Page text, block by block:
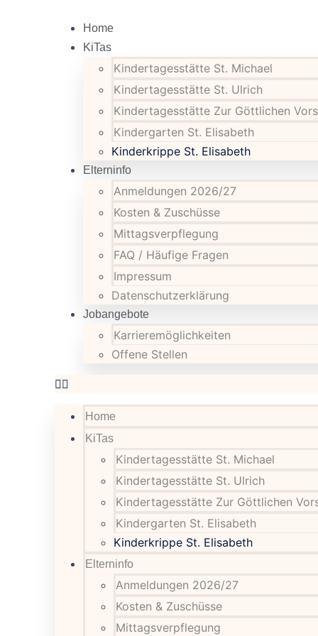
Home
KiTas
Kindertagesstätte St. Michael
Kindertagesstätte St. Ulrich
Kindertagesstätte Zur Göttlichen
Kindergarten St. Elisabeth
Kinderkrippe St. Elisabeth
Elterninfo
Anmeldungen 2026/27
Kosten & Zuschüsse
Mittagsverpflegung
FAQ / Häufige Fragen
Impressum
Datenschutzerklärung
Jobangebote
Karrieremöglichkeiten
Offene Stellen
Home
KiTas
Kindertagesstätte St. Michael
Kindertagesstätte St. Ulrich
Kindertagesstätte Zur Göttlichen
Kindergarten St. Elisabeth
Kinderkrippe St. Elisabeth
Elterninfo
Anmeldungen 2026/27
Kosten & Zuschüsse
Mittagsverpflegung